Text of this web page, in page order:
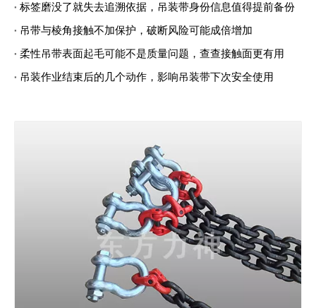
标签磨没了就失去追溯依据，吊装带身份信息值得提前备份
吊带与棱角接触不加保护，破断风险可能成倍增加
柔性吊带表面起毛可能不是质量问题，查查接触面更有用
吊装作业结束后的几个动作，影响吊装带下次安全使用